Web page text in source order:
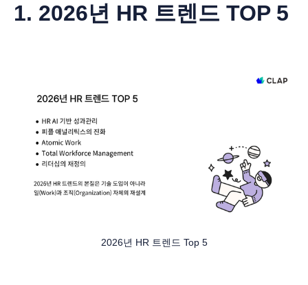
1. 2026년 HR 트렌드 TOP 5
2026년 HR 트렌드 Top 5